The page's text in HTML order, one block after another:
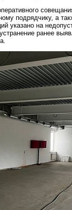
подрядчику, а
указано на
ранее